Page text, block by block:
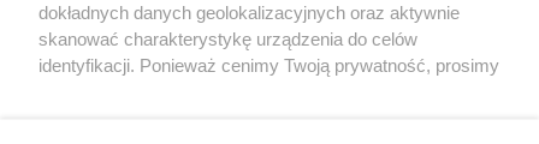
Partnerzy
Praca Szczecin
dokładnych danych geolokalizacyjnych oraz aktywnie
skanować charakterystykę urządzenia do celów
identyfikacji. Ponieważ cenimy Twoją prywatność, prosimy